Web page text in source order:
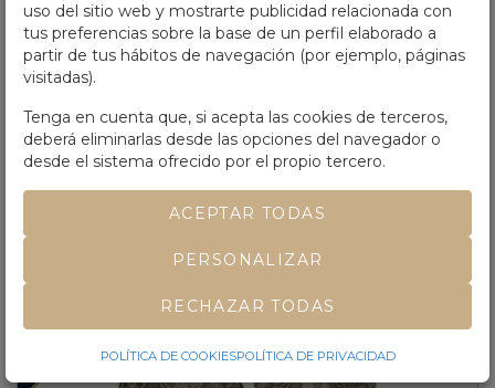
Lote 218
FELIPE IV. 1 Gros.1623.BESANÇON. FRANCO CONDADO.1,44
grs.Ve.ESCASA.
Precio salida
50 €
VENDIDO POR50 €
VENDIDO
uso del sitio web y mostrarte publicidad relacionada con
tus preferencias sobre la base de un perfil elaborado a
partir de tus hábitos de navegación (por ejemplo, páginas
visitadas).
Tenga en cuenta que, si acepta las cookies de terceros,
deberá eliminarlas desde las opciones del navegador o
desde el sistema ofrecido por el propio tercero.
ACEPTAR TODAS
PERSONALIZAR
RECHAZAR TODAS
POLÍTICA DE COOKIESPOLÍTICA DE PRIVACIDAD